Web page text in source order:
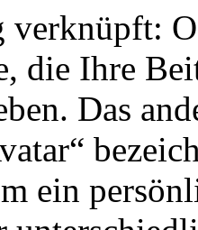
verknüpft:
die Ihre
Das
ein